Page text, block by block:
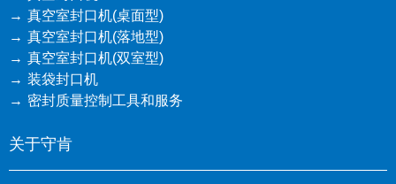
真空室封口机(桌面型)
真空室封口机(落地型)
真空室封口机(双室型)
装袋封口机
密封质量控制工具和服务
关于守肯